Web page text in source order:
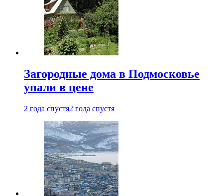
Загородные дома в Подмосковье
упали в цене
2 года спустя2 года спустя